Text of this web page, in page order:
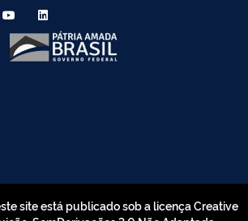
site está publicado sob a licença Creative